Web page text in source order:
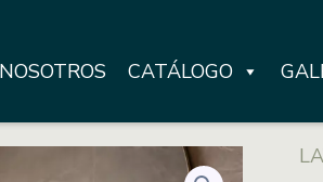
NOSOTROS CATÁLOGO